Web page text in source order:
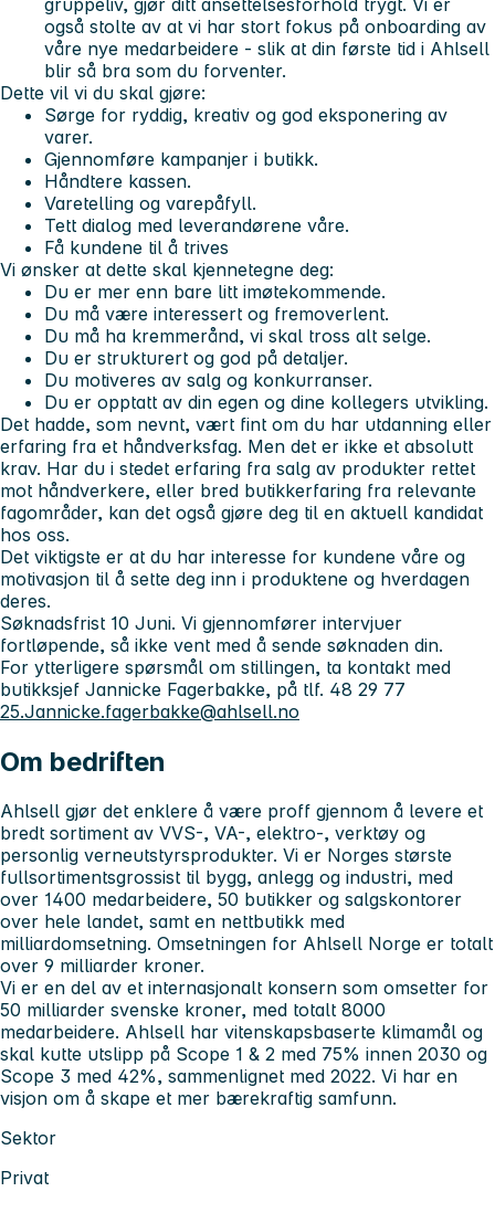
også stolte av at vi har stort fokus på onboarding av
våre nye medarbeidere - slik at din første tid i Ahlsell
blir så bra som du forventer.
Dette vil vi du skal gjøre:
Sørge for ryddig, kreativ og god eksponering av
varer.
Gjennomføre kampanjer i butikk.
Håndtere kassen.
Varetelling og varepåfyll.
Tett dialog med leverandørene våre.
Få kundene til å trives
Vi ønsker at dette skal kjennetegne deg:
Du er mer enn bare litt imøtekommende.
Du må være interessert og fremoverlent.
Du må ha kremmerånd, vi skal tross alt selge.
Du er strukturert og god på detaljer.
Du motiveres av salg og konkurranser.
Du er opptatt av din egen og dine kollegers utvikling.
Det hadde, som nevnt, vært fint om du har utdanning eller
erfaring fra et håndverksfag. Men det er ikke et absolutt
krav. Har du i stedet erfaring fra salg av produkter rettet
mot håndverkere, eller bred butikkerfaring fra relevante
fagområder, kan det også gjøre deg til en aktuell kandidat
hos oss.
Det viktigste er at du har interesse for kundene våre og
motivasjon til å sette deg inn i produktene og hverdagen
deres.
Søknadsfrist 10 Juni. Vi gjennomfører intervjuer
fortløpende, så ikke vent med å sende søknaden din.
For ytterligere spørsmål om stillingen, ta kontakt med
butikksjef Jannicke Fagerbakke, på tlf. 48 29 77
25.Jannicke.fagerbakke@ahlsell.no
Om bedriften
Ahlsell gjør det enklere å være proff gjennom å levere et
bredt sortiment av VVS-, VA-, elektro-, verktøy og
personlig verneutstyrsprodukter. Vi er Norges største
fullsortimentsgrossist til bygg, anlegg og industri, med
over 1400 medarbeidere, 50 butikker og salgskontorer
over hele landet, samt en nettbutikk med
milliardomsetning. Omsetningen for Ahlsell Norge er totalt
over 9 milliarder kroner.
Vi er en del av et internasjonalt konsern som omsetter for
50 milliarder svenske kroner, med totalt 8000
medarbeidere. Ahlsell har vitenskapsbaserte klimamål og
skal kutte utslipp på Scope 1 & 2 med 75% innen 2030 og
Scope 3 med 42%, sammenlignet med 2022. Vi har en
visjon om å skape et mer bærekraftig samfunn.
Sektor
Privat